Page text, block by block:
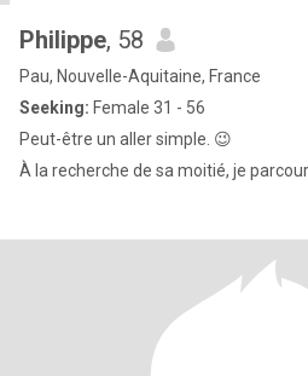
Philippe, 58
Pau, Nouvelle-Aquitaine, France
Seeking: Female 31 - 56
Peut-être un aller simple. 😉
À la recherche de sa moitié, je